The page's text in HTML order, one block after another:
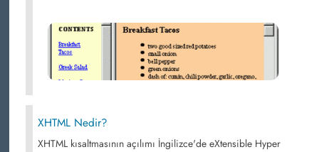
XHTML Nedir?
XHTML kısaltmasının açılımı İngilizce'de eXtensible Hyper